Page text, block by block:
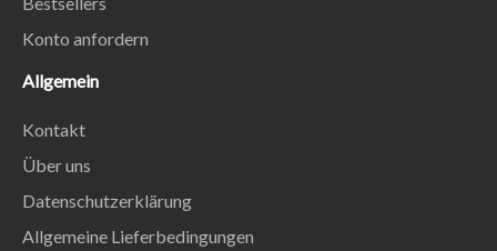
Konto anfordern
Allgemein
Kontakt
Über uns
Datenschutzerklärung
Allgemeine Lieferbedingungen